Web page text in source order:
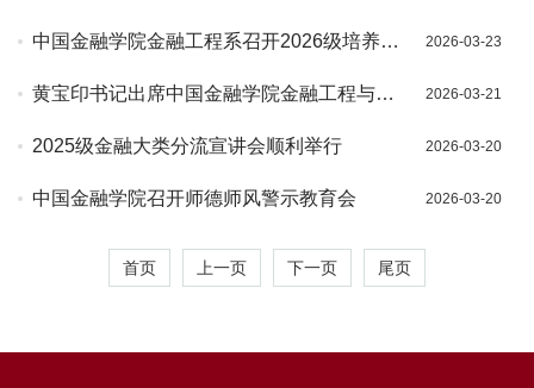
中国金融学院金融工程系召开2026级培养方
2026-03-23
黄宝印书记出席中国金融学院金融工程与金
2026-03-21
2025级金融大类分流宣讲会顺利举行 2026-03-20
中国金融学院召开师德师风警示教育会 2026-03-20
首页 上一页 下一页 尾页